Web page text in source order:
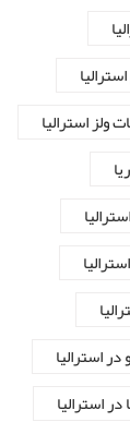
ولز استرالیا
استرالیا
استرالیا